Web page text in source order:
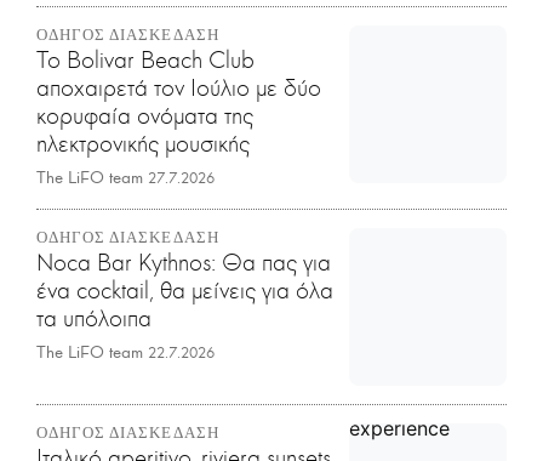
ΟΔΗΓΟΣ ΔΙΑΣΚΕΔΑΣΗ
Το Bolivar Beach Club
αποχαιρετά τον Ιούλιο με δύο
κορυφαία ονόματα της
ηλεκτρονικής μουσικής
The LiFO team 27.7.2026
ΟΔΗΓΟΣ ΔΙΑΣΚΕΔΑΣΗ
Noca Bar Kythnos: Θα πας για
ένα cocktail, θα μείνεις για όλα
τα υπόλοιπα
The LiFO team 22.7.2026
ΟΔΗΓΟΣ ΔΙΑΣΚΕΔΑΣΗ